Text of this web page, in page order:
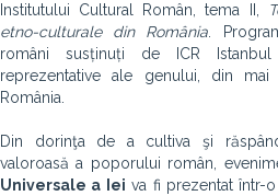
Institutului Cultural Român, tema II,
etno-culturale din România .
români susținuți de ICR
reprezentative ale genului, din
România.
Din dorinţa de a cultiva şi
valoroasă a poporului român,
Universale a Iei va fi prezentat într-